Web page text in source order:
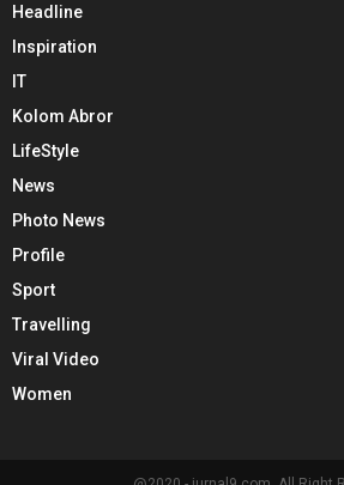
Headline
Inspiration
IT
Kolom Abror
LifeStyle
News
Photo News
Profile
Sport
Travelling
Viral Video
Women